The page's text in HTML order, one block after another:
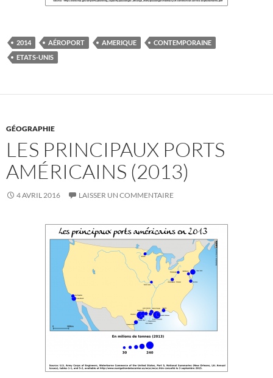
2014 AÉROPORT AMERIQUE
CONTEMPORAINE
ETATS-UNIS
GÉOGRAPHIE
LES PRINCIPAUX PORTS
AMÉRICAINS (2013)
4 AVRIL 2016 LAISSER UN COMMENTAIRE